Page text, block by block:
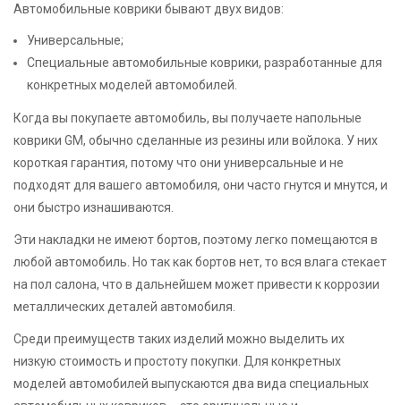
Автомобильные коврики бывают двух видов:
Универсальные;
Специальные автомобильные коврики, разработанные для
конкретных моделей автомобилей.
Когда вы покупаете автомобиль, вы получаете напольные
коврики GM, обычно сделанные из резины или войлока. У них
короткая гарантия, потому что они универсальные и не
подходят для вашего автомобиля, они часто гнутся и мнутся, и
они быстро изнашиваются.
Эти накладки не имеют бортов, поэтому легко помещаются в
любой автомобиль. Но так как бортов нет, то вся влага стекает
на пол салона, что в дальнейшем может привести к коррозии
металлических деталей автомобиля.
Среди преимуществ таких изделий можно выделить их
низкую стоимость и простоту покупки. Для конкретных
моделей автомобилей выпускаются два вида специальных